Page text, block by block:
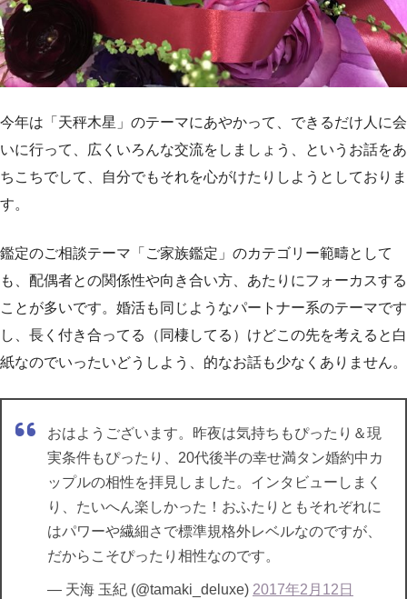
今年は「天秤木星」のテーマにあやかって、できるだけ人に会
いに行って、広くいろんな交流をしましょう、というお話をあ
ちこちでして、自分でもそれを心がけたりしようとしておりま
す。
鑑定のご相談テーマ「ご家族鑑定」のカテゴリー範疇として
も、配偶者との関係性や向き合い方、あたりにフォーカスする
ことが多いです。婚活も同じようなパートナー系のテーマです
し、長く付き合ってる（同棲してる）けどこの先を考えると白
紙なのでいったいどうしよう、的なお話も少なくありません。
おはようございます。昨夜は気持ちもぴったり＆現
実条件もぴったり、20代後半の幸せ満タン婚約中カ
ップルの相性を拝見しました。インタビューしまく
り、たいへん楽しかった！おふたりともそれぞれに
はパワーや繊細さで標準規格外レベルなのですが、
だからこそぴったり相性なのです。
— 天海 玉紀 (@tamaki_deluxe) 2017年2月12日